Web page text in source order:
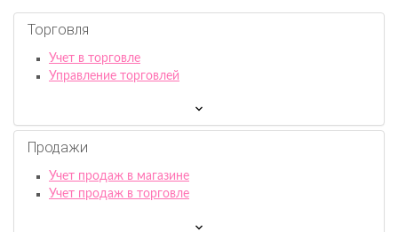
Торговля
Учет в торговле
Управление торговлей
Продажи
Учет продаж в магазине
Учет продаж в торговле